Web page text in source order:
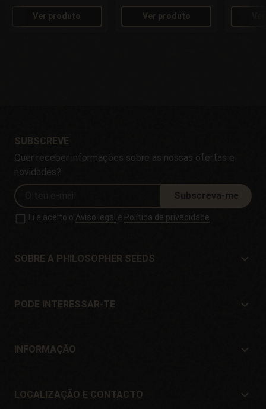
Ver produto Ver produto
SUBSCREVE
Quer receber informações sobre as nossas ofertas e
novidades?
Subscreva-me
Li e aceito o Aviso legal e Política de privacidade
SOBRE A PHILOSOPHER SEEDS
Localização e Contacto
PODE INTERESSAR-TE
Ofertas
INFORMAÇÃO
Garantia e devoluções
LOCALIZAÇÃO E CONTACTO